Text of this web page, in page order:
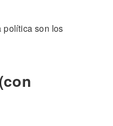
política son los